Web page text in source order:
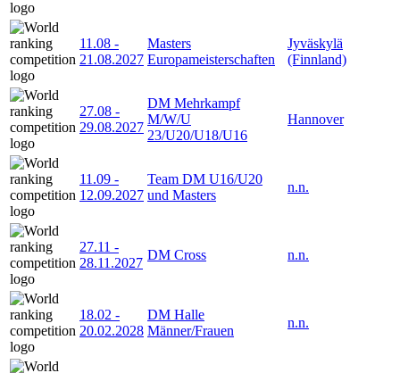
11.08 -
21.08.2027
Masters
Europameisterschaften
Jyväskylä
(Finnland)
27.08 -
29.08.2027
DM Mehrkampf
M/W/U
23/U20/U18/U16
Hannover
11.09 -
12.09.2027
Team DM U16/U20
und Masters
n.n.
27.11 -
28.11.2027
DM Cross n.n.
18.02 -
20.02.2028
DM Halle
Männer/Frauen
n.n.